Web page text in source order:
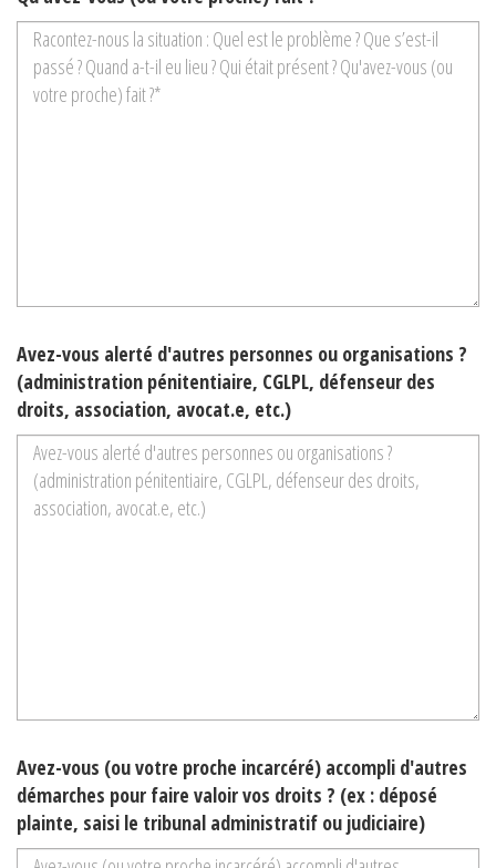
Avez-vous alerté d'autres personnes ou organisations ?
(administration pénitentiaire, CGLPL, défenseur des
droits, association, avocat.e, etc.)
Avez-vous (ou votre proche incarcéré) accompli d'autres
démarches pour faire valoir vos droits ? (ex : déposé
plainte, saisi le tribunal administratif ou judiciaire)